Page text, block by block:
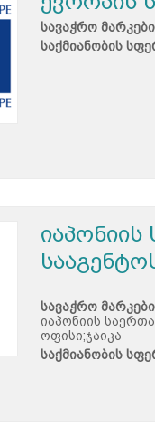
სავაჭრო
საქმიანობის
სავაჭრო
იაპონიის
ოფისი;ჯაიკა
საქმიანობის